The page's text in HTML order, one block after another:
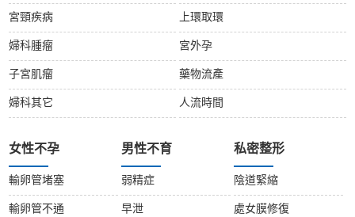
宮頸疾病
婦科腫瘤
子宮肌瘤
婦科其它
上環取環
宮外孕
藥物流產
人流時間
女性不孕
輸卵管堵塞
輸卵管不通
男性不育
弱精症
早泄
私密整形
陰道緊縮
處女膜修復